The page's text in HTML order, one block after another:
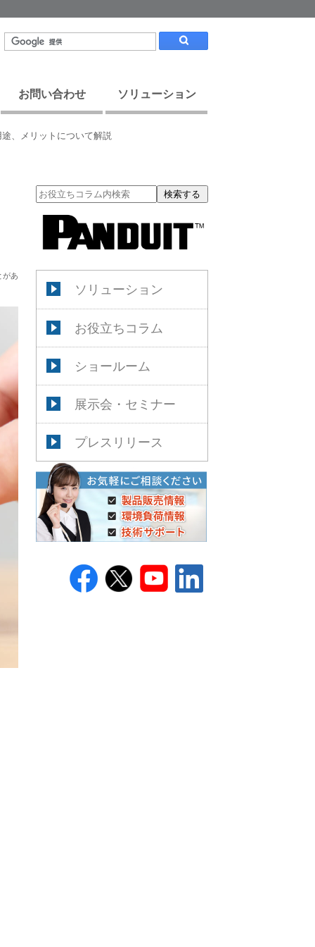
お問い合わせ ソリューション
、メリットについて解説
検索する
ソリューション
お役立ちコラム
ショールーム
展示会・セミナー
プレスリリース
があ